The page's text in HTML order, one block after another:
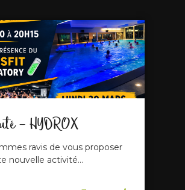
– HYDROX
ravis de vous proposer
nouvelle activité...